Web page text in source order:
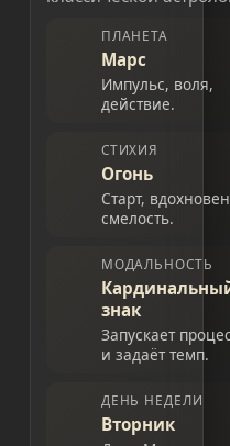
ПЛАНЕТА
Марс
Импульс, воля,
действие.
СТИХИЯ
Огонь
Старт,
смелость.
МОДАЛЬНОСТЬ
знак
Запускает
и задаёт темп.
ДЕНЬ НЕДЕЛИ
Вторник